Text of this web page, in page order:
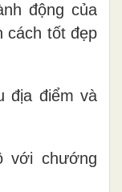
động của
cách tốt đẹp
địa điểm và
với chướng